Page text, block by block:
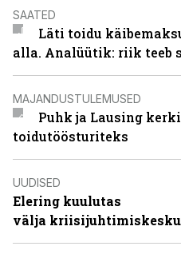
SAATED
Läti toidu
alla. Analüütik: riik teeb
MAJANDUSTULEMUSED
Puhk ja Lausing
toidutöösturiteks
UUDISED
Elering kuulutas
välja